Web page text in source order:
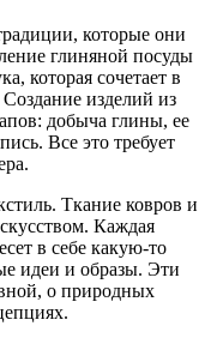
которые они
глиняной посуды
которая сочетает в
изделий из
добыча глины, ее
Все это требует
Ткание ковров и
Каждая
в себе какую-то
идеи и образы. Эти
о природных